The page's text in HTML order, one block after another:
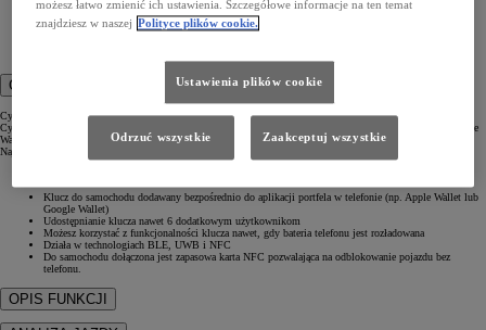
Zdalny Immobilizer
CYFROWY KLUCZ+
Cyfrowy klucz+ to nowa generacja Cyfrowego Klucza, oferująca ulepszone wrażenia z korzystania.
Cyfrowy Klucz+ jest zintegrowany bezpośrednio z aplikacją portfela w telefonie (np. Apple Wallet lub Google
Wallet), zapewniając płynne i intuicyjne działanie.
Najważniejsze funkcje:
Klucz do samochodu dodawany bezpośrednio do aplikacji portfela w telefonie (np. Apple Wallet lub
Google Wallet)
Udostępnianie klucza nawet 6 dodatkowym użytkownikom
Możesz korzystać z funkcjonalności klucza nawet, gdy bateria telefonu jest rozładowana
Działa w technologiach BLE, UWB i NFC
Do samochodu dołączona jest zapasowa karta NFC pozwalająca na odblokowanie pojazdu bez
telefonu.
OPIS FUNKCJI
możesz łatwo zmienić ich ustawienia. Szczegółowe informacje na ten temat
znajdziesz w naszej Polityce plików cookie.
Ustawienia plików cookie
Odrzuć wszystkie Zaakceptuj wszystkie